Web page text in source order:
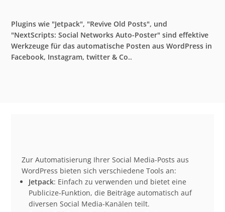
Plugins wie "Jetpack", "Revive Old Posts", und
"NextScripts: Social Networks Auto-Poster" sind effektive
Werkzeuge für das automatische Posten aus WordPress in
Facebook, Instagram, twitter & Co..
Zur Automatisierung Ihrer Social Media-Posts aus
WordPress bieten sich verschiedene Tools an:
Jetpack: Einfach zu verwenden und bietet eine
Publicize-Funktion, die Beiträge automatisch auf
diversen Social Media-Kanälen teilt.